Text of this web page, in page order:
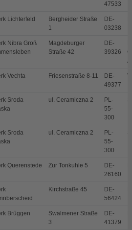
47533
Lichterfeld
Bergheider Straße
1
DE-
03238
Nibra Groß
Magdeburger
Straße 42
DE-
39326
Vechta Friesenstraße 8-11
DE-
49377
Sroda
ul. Ceramiczna 2
PL-
55-
300
Sroda
ul. Ceramiczna 2
PL-
55-
300
Querenstede Zur Tonkuhle 5
DE-
26160
Kirchstraße 45
DE-
56424
Brüggen
Swalmener Straße
3
DE-
41379